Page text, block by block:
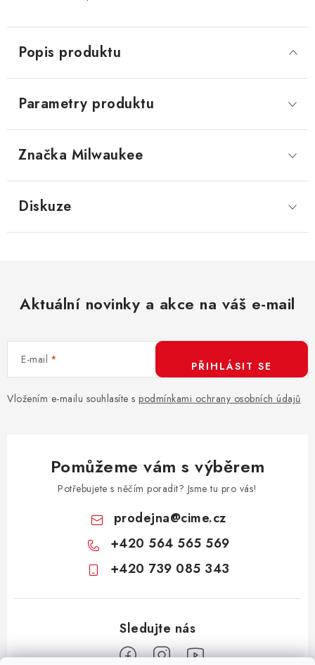
Popis produktu
Parametry produktu
Značka Milwaukee
Diskuze
Aktuální novinky a akce na váš e-mail
E-mail
Vložením e-mailu souhlasíte s podmínkami ochrany osobních údajů
PŘIHLÁSIT SE
Pomůžeme vám s výběrem
Potřebujete s něčím poradit? Jsme tu pro vás!
prodejna@cime.cz
+420 564 565 569
+420 739 085 343